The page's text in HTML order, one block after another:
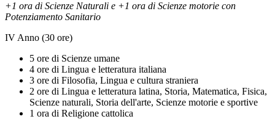
+1 ora di Scienze Naturali e +1 ora di Scienze motorie con
Potenziamento Sanitario
IV Anno (30 ore)
5 ore di Scienze umane
4 ore di Lingua e letteratura italiana
3 ore di Filosofia, Lingua e cultura straniera
2 ore di Lingua e letteratura latina, Storia, Matematica, Fisica,
Scienze naturali, Storia dell'arte, Scienze motorie e sportive
1 ora di Religione cattolica